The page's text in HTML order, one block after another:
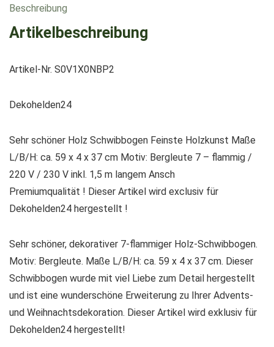
Beschreibung
Artikelbeschreibung
Artikel-Nr. S0V1X0NBP2
Dekohelden24
Sehr schöner Holz Schwibbogen Feinste Holzkunst Maße
L/B/H: ca. 59 x 4 x 37 cm Motiv: Bergleute 7 – flammig /
220 V / 230 V inkl. 1,5 m langem Ansch
Premiumqualität ! Dieser Artikel wird exclusiv für
Dekohelden24 hergestellt !
Sehr schöner, dekorativer 7-flammiger Holz-Schwibbogen.
Motiv: Bergleute. Maße L/B/H: ca. 59 x 4 x 37 cm. Dieser
Schwibbogen wurde mit viel Liebe zum Detail hergestellt
und ist eine wunderschöne Erweiterung zu Ihrer Advents-
und Weihnachtsdekoration. Dieser Artikel wird exklusiv für
Dekohelden24 hergestellt!